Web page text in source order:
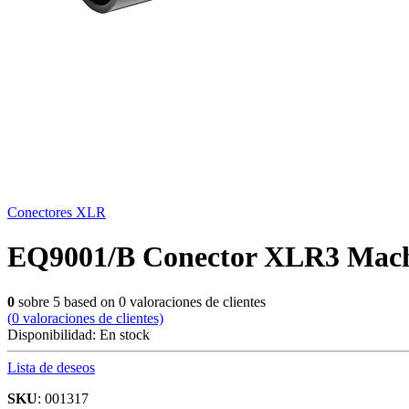
Conectores XLR
EQ9001/B Conector XLR3
0 sobre 5 based on 0 valoraciones de clientes
(0 valoraciones de clientes)
Disponibilidad: En stock
Lista de deseos
SKU: 001317